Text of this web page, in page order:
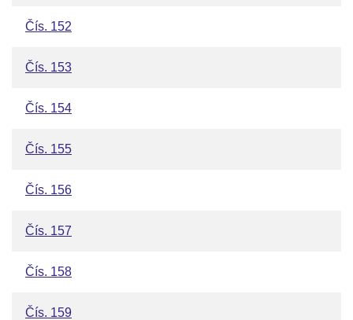
Čís. 152
Čís. 153
Čís. 154
Čís. 155
Čís. 156
Čís. 157
Čís. 158
Čís. 159